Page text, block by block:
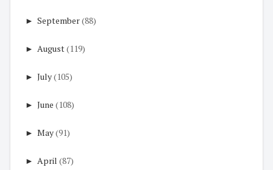
► September(88)
► August(119)
► July(105)
► June (108)
► May(91)
► April (87)